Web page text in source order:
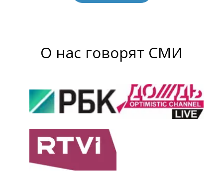
О нас говорят СМИ